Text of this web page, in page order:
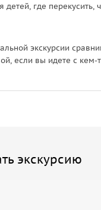
детей, где перекусить,
экскурсии
если вы идете с кем-
экскурсию